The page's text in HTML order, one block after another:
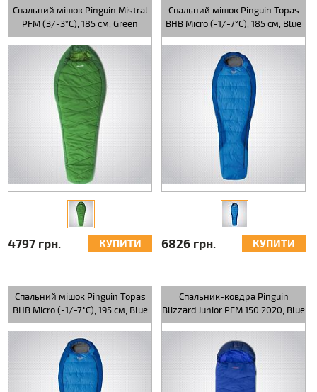
Спальний мішок Pinguin Mistral
PFM (3/-3°C), 185 см, Green
4797 грн. КУПИТИ
Спальний мішок Pinguin Topas
BHB Micro (-1/-7°C), 185 см, Blue
6826 грн. КУПИТИ
Спальний мішок Pinguin Topas
BHB Micro (-1/-7°C), 195 см, Blue
Спальник-ковдра Pinguin
Blizzard Junior PFM 150 2020, Blue